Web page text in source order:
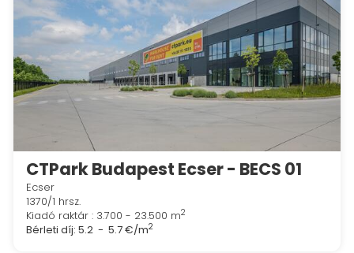
CTPark Budapest Ecser - BECS 01
Ecser
1370/1 hrsz.
Kiadó raktár : 3.700 - 23.500 m2
Bérleti díj: 5.2 - 5.7 €/m2